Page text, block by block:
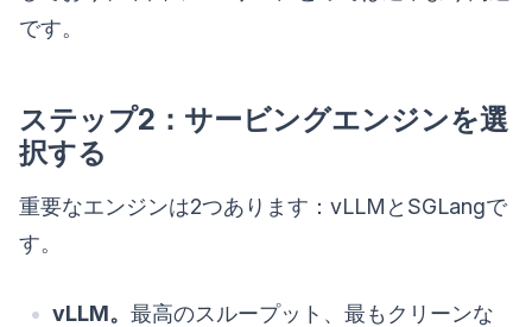
です。
ステップ2：サービングエンジンを選
択する
重要なエンジンは2つあります：vLLMとSGLangで
す。
vLLM。 最高のスループット、最もクリーンな